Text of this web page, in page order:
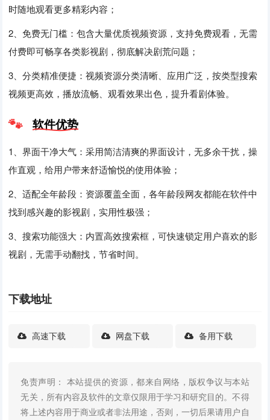
时随地观看更多精彩内容；
2、免费无门槛：包含大量优质视频资源，支持免费观看，无需
付费即可畅享各类影视剧，彻底解决剧荒问题；
3、分类精准便捷：视频资源分类清晰、应用广泛，按类型搜索
视频更高效，播放流畅、观看效果出色，提升看剧体验。
软件优势
1、界面干净大气：采用简洁清爽的界面设计，无多余干扰，操
作直观，给用户带来舒适愉悦的使用体验；
2、适配全年龄段：资源覆盖全面，各年龄段网友都能在软件中
找到感兴趣的影视剧，实用性极强；
3、搜索功能强大：内置高效搜索框，可快速锁定用户喜欢的影
视剧，无需手动翻找，节省时间。
下载地址
高速下载 网盘下载 备用下载
免责声明： 本站提供的资源，都来自网络，版权争议与本站
无关，所有内容及软件的文章仅限用于学习和研究目的。不得
将上述内容用于商业或者非法用途，否则，一切后果请用户自